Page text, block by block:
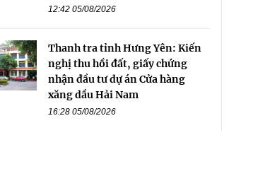
12:42 05/08/2026
Thanh tra tỉnh Hưng Yên: Kiến
nghị thu hồi đất, giấy chứng
nhận đầu tư dự án Cửa hàng
xăng dầu Hải Nam
16:28 05/08/2026